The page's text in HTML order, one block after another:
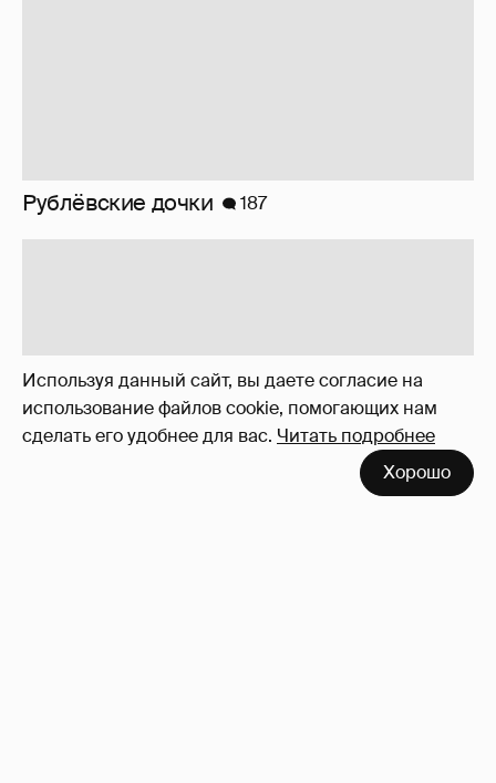
Используя данный сайт, вы даете согласие на
использование файлов cookie, помогающих нам
сделать его удобнее для вас. Читать подробнее
Хорошо